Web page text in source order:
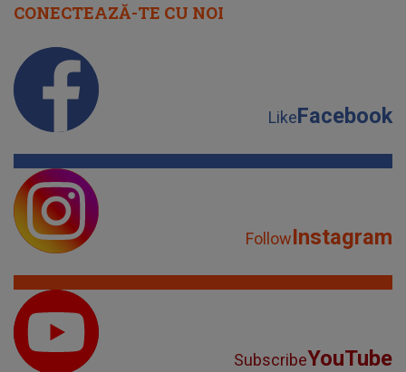
CONECTEAZĂ-TE CU NOI
LikeFacebook
FollowInstagram
SubscribeYouTube